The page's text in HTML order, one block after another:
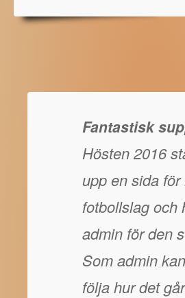
Fantastisk
Hösten 2016
upp en sida
fotbollslag och
admin för den
Som admin
följa hur det